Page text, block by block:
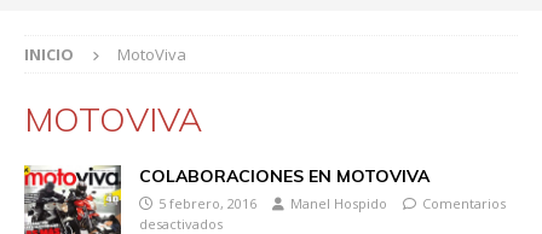
INICIO MotoViva
MOTOVIVA
COLABORACIONES EN MOTOVIVA
5 febrero, 2016 Manel Hospido
Comentarios
desactivados